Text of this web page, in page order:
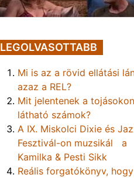
LEGOLVASOTTABB
Mi is az a rövid ellátási
azaz a REL?
Mit jelentenek a tojásokon
látható számok?
A IX. Miskolci Dixie és
Fesztivál-on muzsikál a
Kamilka & Pesti Sikk
Reális forgatókönyv, hogy